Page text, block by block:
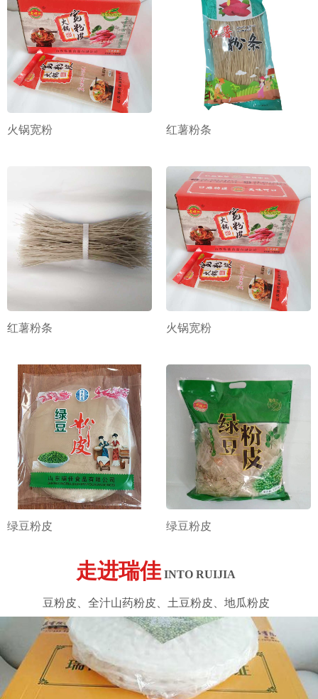
火锅宽粉 红薯粉条
红薯粉条 火锅宽粉
绿豆粉皮 绿豆粉皮
走进瑞佳 INTO RUIJIA
豆粉皮、全汁山药粉皮、土豆粉皮、地瓜粉皮